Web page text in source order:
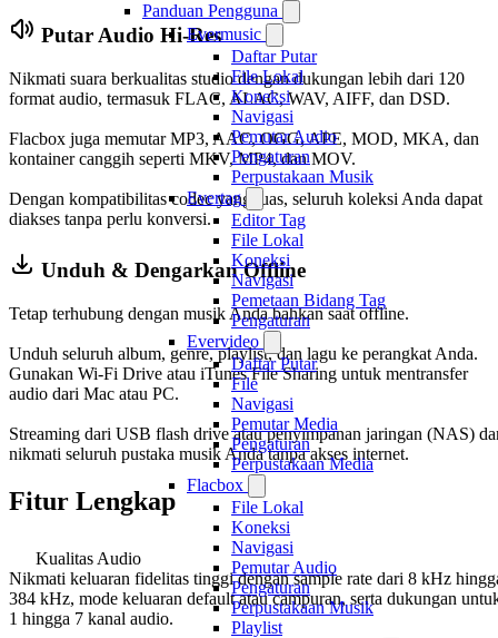
Panduan Pengguna
Evermusic
Daftar Putar
File Lokal
Koneksi
Navigasi
Pemutar Audio
Pengaturan
Perpustakaan Musik
Evertag
Editor Tag
File Lokal
Koneksi
Navigasi
Pemetaan Bidang Tag
Pengaturan
Evervideo
Daftar Putar
File
Navigasi
Pemutar Media
Pengaturan
Perpustakaan Media
Flacbox
File Lokal
Koneksi
Navigasi
Pemutar Audio
Pengaturan
Perpustakaan Musik
Playlist
Putar Audio Hi-Res
Nikmati suara berkualitas studio dengan dukungan lebih dari 120
format audio, termasuk FLAC, ALAC, WAV, AIFF, dan DSD.
Flacbox juga memutar MP3, AAC, OGG, APE, MOD, MKA, dan
kontainer canggih seperti MKV, MP4, dan MOV.
Dengan kompatibilitas codec yang luas, seluruh koleksi Anda dapat
diakses tanpa perlu konversi.
Unduh & Dengarkan Offline
Tetap terhubung dengan musik Anda bahkan saat offline.
Unduh seluruh album, genre, playlist, dan lagu ke perangkat Anda.
Gunakan Wi-Fi Drive atau iTunes File Sharing untuk mentransfer
audio dari Mac atau PC.
Streaming dari USB flash drive atau penyimpanan jaringan (NAS)
nikmati seluruh pustaka musik Anda tanpa akses internet.
Fitur Lengkap
Kualitas Audio
Nikmati keluaran fidelitas tinggi dengan sample rate dari 8 kHz
384 kHz, mode keluaran default atau campuran, serta dukungan
1 hingga 7 kanal audio.